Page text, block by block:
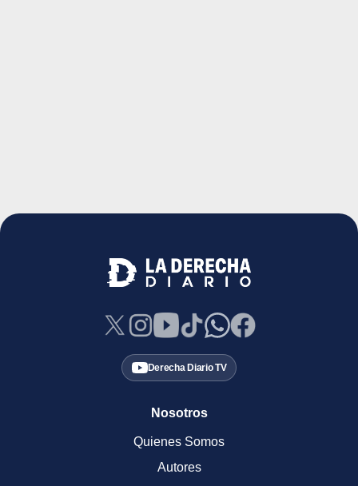
Derecha Diario TV
Nosotros
Quienes Somos
Autores